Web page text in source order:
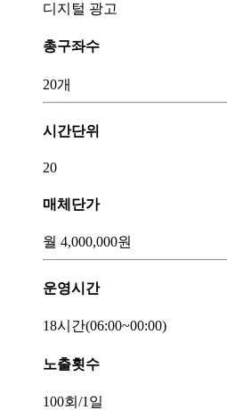
디지털 광고
총구좌수
20개
시간단위
20
매체단가
월 4,000,000원
운영시간
18시간(06:00~00:00)
노출횟수
100회 /1일